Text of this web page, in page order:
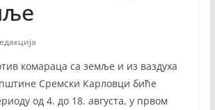
комараца са земље и из ваздуха
Сремски Карловци биће
од 4. до 18. августа, у првом